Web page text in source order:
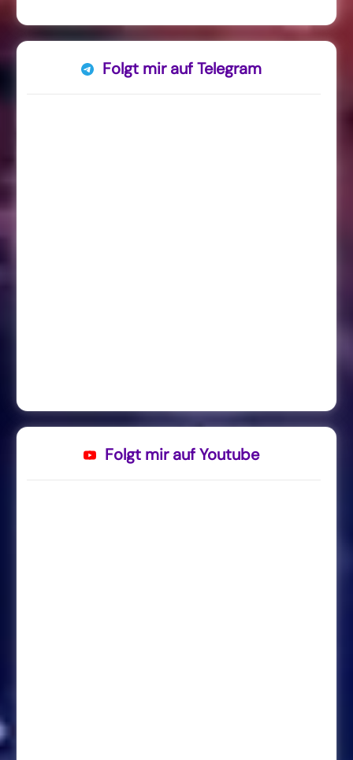
Folgt mir auf Telegram
Folgt mir auf Youtube